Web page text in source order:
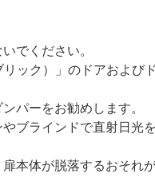
でください。
ック）」のドアおよび
パーをお勧めします。
ラインドで直射日光
本体が脱落するおそれが